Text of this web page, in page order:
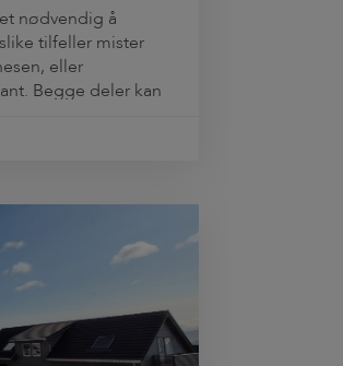
nødvendig å
tilfeller mister
eller
Begge deler kan
funksjon. Om
[…]